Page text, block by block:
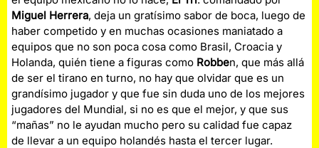
Miguel Herrera, deja un gratísimo sabor de boca, luego de
haber competido y en muchas ocasiones maniatado a
equipos que no son poca cosa como Brasil, Croacia y
Holanda, quién tiene a figuras como Robben, que más allá
de ser el tirano en turno, no hay que olvidar que es un
grandísimo jugador y que fue sin duda uno de los mejores
jugadores del Mundial, si no es que el mejor, y que sus
“mañas” no le ayudan mucho pero su calidad fue capaz
de llevar a un equipo holandés hasta el tercer lugar.